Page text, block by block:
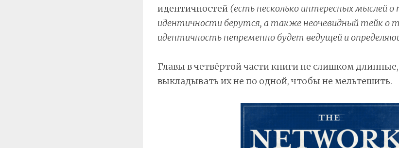
идентичностей (есть несколько интересных мыслей
идентичности берутся, а также неочевидный тейк о
идентичность непременно будет ведущей и
Главы в четвёртой части книги не слишком
выкладывать их не по одной, чтобы не мельтешить.